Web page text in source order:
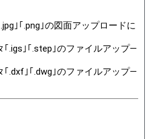
｣｢.png｣の図面アップロードに
｢.igs｣｢.step｣のファイルアップ―
｢.dxf｣｢.dwg｣のファイルアップ―